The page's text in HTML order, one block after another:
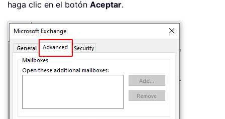
haga clic en el botón Aceptar.